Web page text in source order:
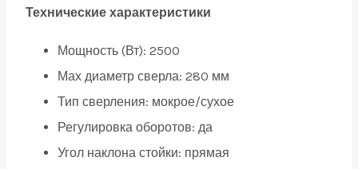
Технические характеристики
Мощность (Вт): 2500
Мах диаметр сверла: 280 мм
Тип сверления: мокрое/сухое
Регулировка оборотов: да
Угол наклона стойки: прямая